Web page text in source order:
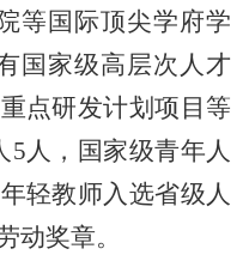
等国际顶尖学府学
国家级高层次人才
点研发计划项目等
5人，国家级青年人
轻教师入选省级人
动奖章。